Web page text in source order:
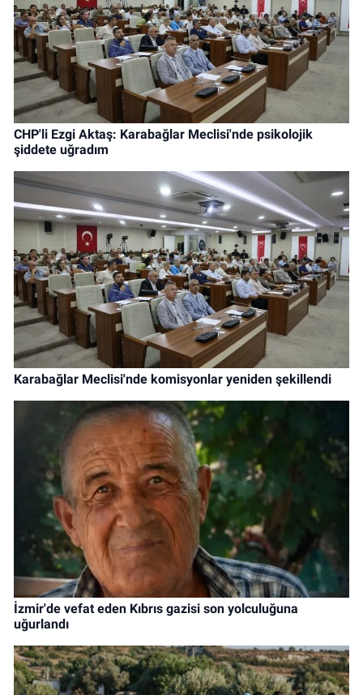
CHP'li Ezgi Aktaş: Karabağlar Meclisi'nde psikolojik
şiddete uğradım
Karabağlar Meclisi'nde komisyonlar yeniden şekillendi
İzmir'de vefat eden Kıbrıs gazisi son yolculuğuna
uğurlandı